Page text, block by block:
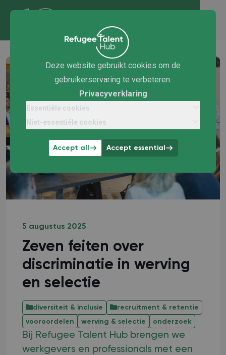
Deze website gebruikt cookies om de
gebruikerservaring te verbeteren.
Privacyverklaring
Essentiële cookies
Niet-essentiële cookies
Accept all Accept essential
5 augustus 2025
Zeven feiten over
discriminatie in werving
en selectie
diversiteit & inclusie
recruitment & retentie
vooroordelen
werving & selectie onderzoek
Bij Refugee Talent Hub brengen we
werkgevers en professionals met een